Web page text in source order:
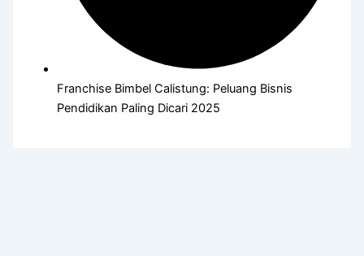
Franchise Bimbel Calistung: Peluang Bisnis
Pendidikan Paling Dicari 2025